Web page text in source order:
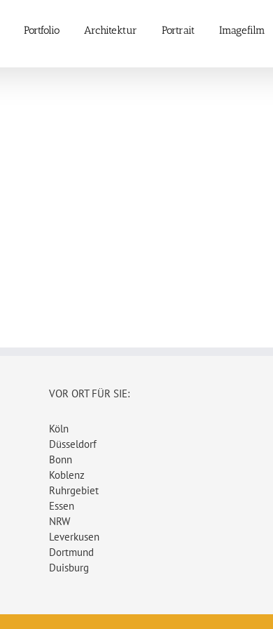
Portfolio Architektur Portrait Imagefilm
VOR ORT FÜR SIE:
Köln
Düsseldorf
Bonn
Koblenz
Ruhrgebiet
Essen
NRW
Leverkusen
Dortmund
Duisburg